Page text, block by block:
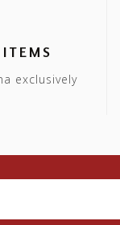
exclusively